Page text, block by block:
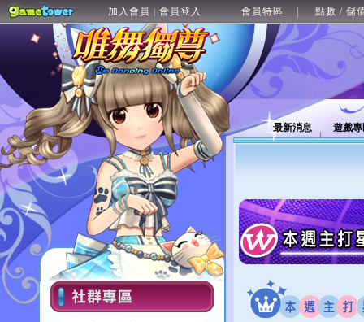
加入會員 | 會員登入 會員特區 點數 / 儲
最新消息 遊戲